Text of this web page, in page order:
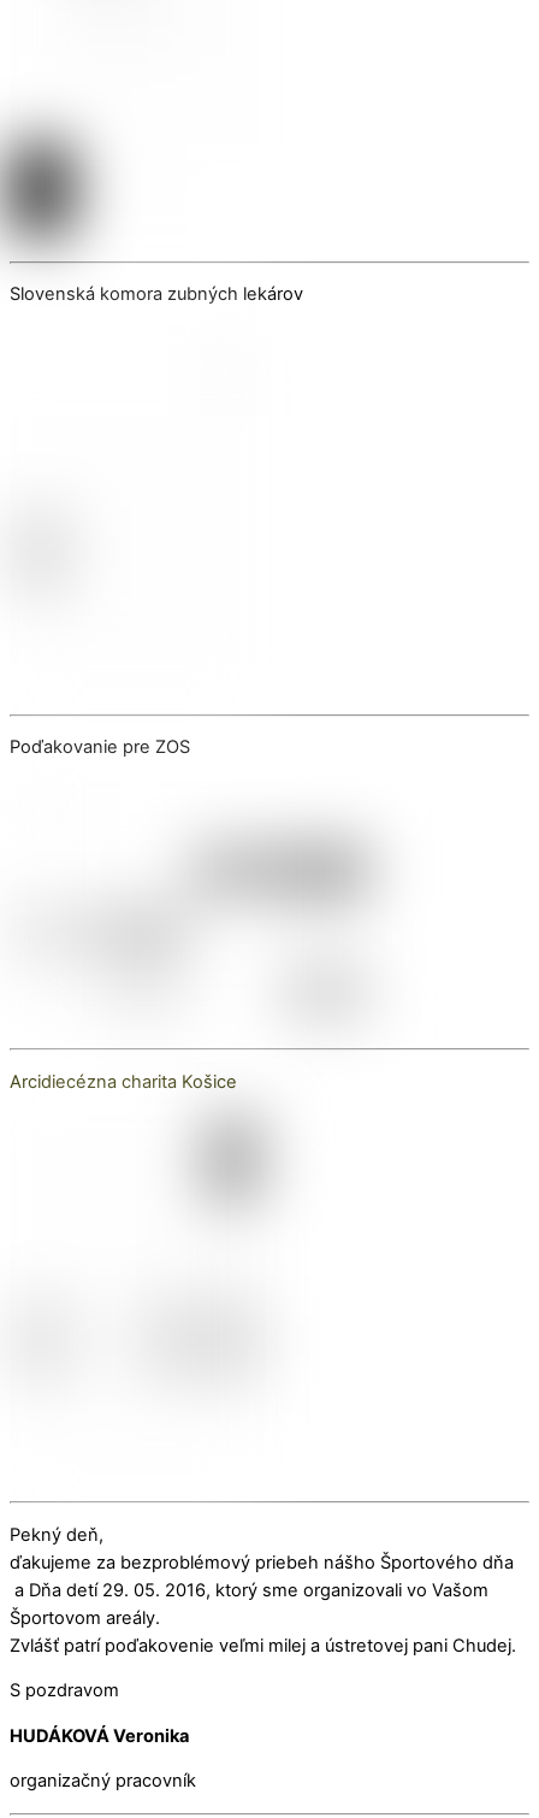
Slovenská komora zubných lekárov
Poďakovanie pre ZOS
Arcidiecézna charita Košice
Pekný deň,
ďakujeme za bezproblémový priebeh nášho Športového dňa
a Dňa detí 29. 05. 2016, ktorý sme organizovali vo Vašom
Športovom areály.
Zvlášť patrí poďakovenie veľmi milej a ústretovej pani Chudej.
S pozdravom
HUDÁKOVÁ Veronika
organizačný pracovník